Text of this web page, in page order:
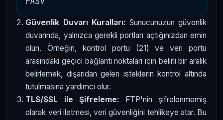
Güvenlik Duvarı Kuralları: Sunucunuzun güvenlik
duvarında, yalnızca gerekli portları açtığınızdan emin
olun. Örneğin, kontrol portu (21) ve veri portu
arasındaki geçici bağlantı noktaları için belirli bir aralık
belirlemek, dışarıdan gelen isteklerin kontrol altında
tutulmasına yardımcı olur.
TLS/SSL ile Şifreleme: FTP'nin şifrelenmemiş
olarak veri iletmesi, veri güvenliğini tehlikeye atar. Bu